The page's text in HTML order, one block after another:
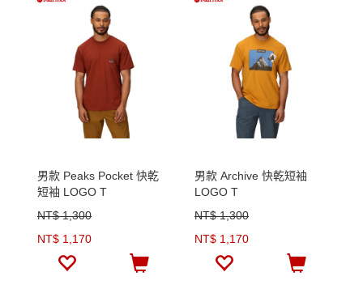
男款 Peaks Pocket 快乾
短袖 LOGO T
NT$ 1,300
NT$ 1,170
男款 Archive 快乾短袖
LOGO T
NT$ 1,300
NT$ 1,170